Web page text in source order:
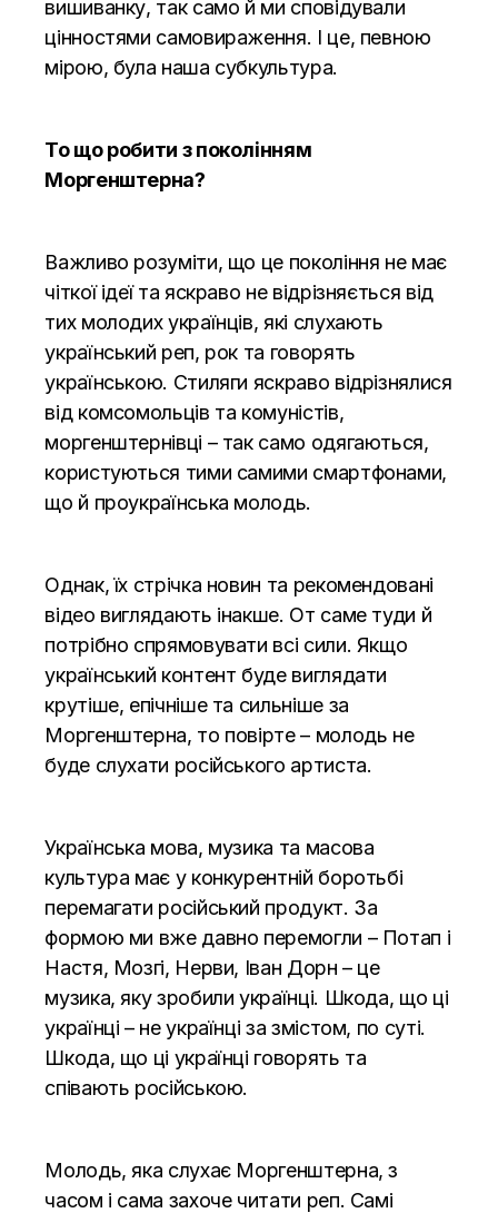
вишиванку, так само й ми сповідували
цінностями самовираження. І це, певною
мірою, була наша субкультура.
То що робити з поколінням
Моргенштерна?
Важливо розуміти, що це покоління не має
чіткої ідеї та яскраво не відрізняється від
тих молодих українців, які слухають
український реп, рок та говорять
українською. Стиляги яскраво відрізнялися
від комсомольців та комуністів,
моргенштернівці – так само одягаються,
користуються тими самими смартфонами,
що й проукраїнська молодь.
Однак, їх стрічка новин та рекомендовані
відео виглядають інакше. От саме туди й
потрібно спрямовувати всі сили. Якщо
український контент буде виглядати
крутіше, епічніше та сильніше за
Моргенштерна, то повірте – молодь не
буде слухати російського артиста.
Українська мова, музика та масова
культура має у конкурентній боротьбі
перемагати російський продукт. За
формою ми вже давно перемогли – Потап і
Настя, Мозгі, Нерви, Іван Дорн – це
музика, яку зробили українці. Шкода, що ці
українці – не українці за змістом, по суті.
Шкода, що ці українці говорять та
співають російською.
Молодь, яка слухає Моргенштерна, з
часом і сама захоче читати реп. Самі